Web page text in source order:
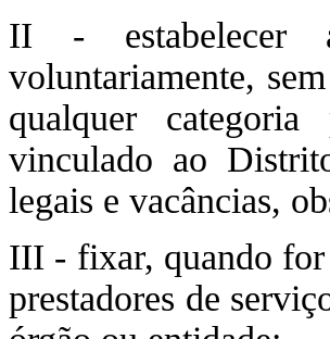
II - estabelecer
voluntariamente,
qualquer
vinculado ao
legais e vacâncias,
III - fixar, quando for
prestadores de